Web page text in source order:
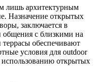
лишь архитектурным
Назначение открытых
заключается в
общения с близкими на
обеспечивают
условия для outdoor
использованию открытых